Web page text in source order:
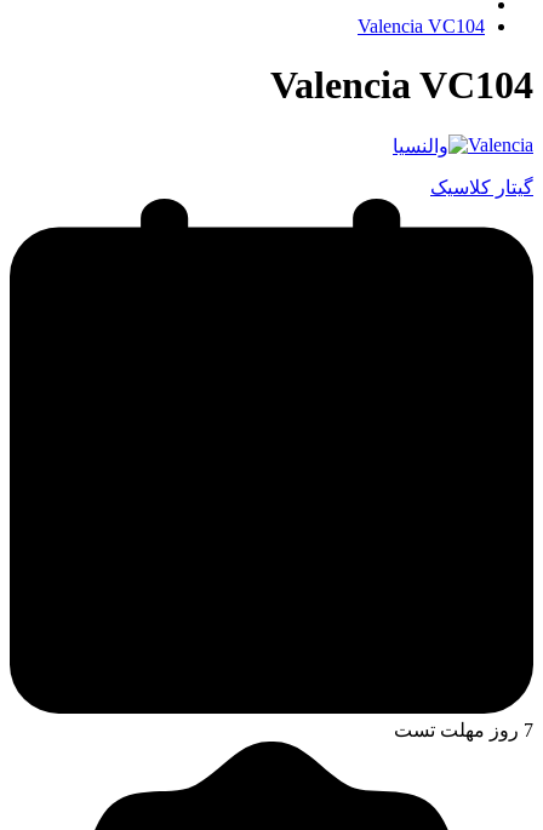
Valencia VC104
Valencia VC104
Valencia
گیتار کلاسیک
7 روز مهلت تست